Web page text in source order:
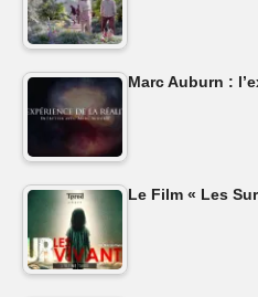
Marc Auburn :
Le Film « Les